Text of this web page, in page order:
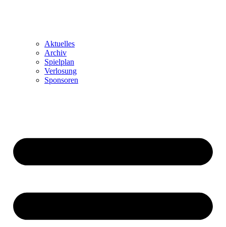
Aktuelles
Archiv
Spielplan
Verlosung
Sponsoren